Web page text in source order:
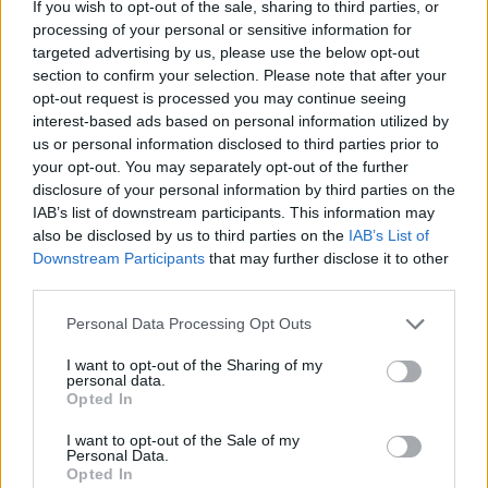
If you wish to opt-out of the sale, sharing to third parties, or
processing of your personal or sensitive information for
targeted advertising by us, please use the below opt-out
section to confirm your selection. Please note that after your
opt-out request is processed you may continue seeing
interest-based ads based on personal information utilized by
us or personal information disclosed to third parties prior to
your opt-out. You may separately opt-out of the further
disclosure of your personal information by third parties on the
IAB’s list of downstream participants. This information may
also be disclosed by us to third parties on the IAB’s List of
Downstream Participants that may further disclose it to other
Personal Data Processing Opt Outs
I want to opt-out of the Sharing of my
personal data.
Opted In
I want to opt-out of the Sale of my
Personal Data.
Opted In
tłumacząc, że są w nich silniejsze hormony i być
może zahamuje wzrost zmiany. Czy może ktoś
wyrazić opinię na ten temat? Czy powinnam
podjąć próbę zmiany tabletek, dodam że po
Orliflique nie mam żadnych skutków ubocznych.
Czy moze powinnam zmienić metodę
antykoncepcji?
gość
Tabletka dzień po
Dzień dobry jaka jest szansa zajścia w ciążę trzy
dni przed owulacja? Czy w takim wypadku
zadziała tabletka dzień po? Partner nie ma
pewności czy z prezerwatywy coś się nie
dostało Pozdrawiam
Forum: Ginekologia - specjalista radzi, dla
pacjentki
Tematy miesiączka ginekologia